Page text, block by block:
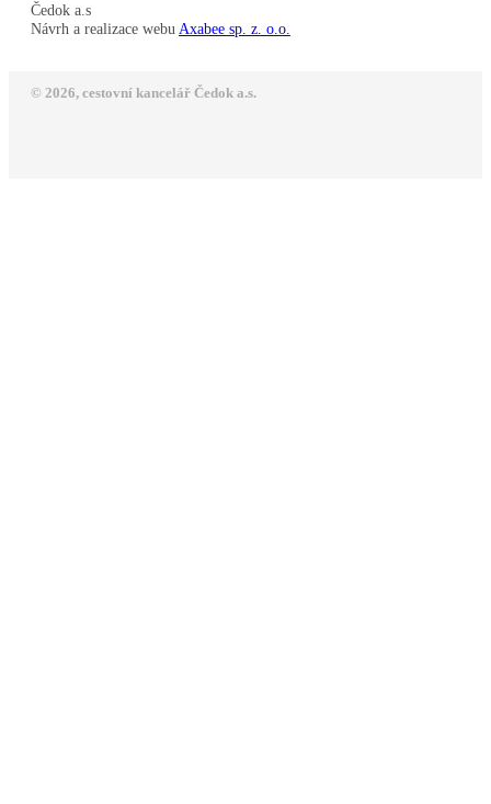
Čedok a.s
Návrh a realizace webu Axabee sp. z. o.o.
© 2026, cestovní kancelář Čedok a.s.